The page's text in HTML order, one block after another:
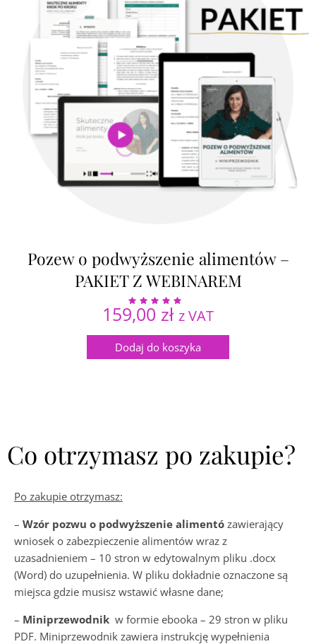
Pozew o podwyższenie alimentów –
PAKIET Z WEBINAREM
Oceniono
5.00
159,00 zł z VAT
Dodaj do koszyka
Co otrzymasz po zakupie?
Po zakupie otrzymasz:
– Wzór pozwu o podwyższenie alimentó zawierający
wniosek o zabezpieczenie alimentów wraz z
uzasadnieniem – 10 stron w edytowalnym pliku .docx
(Word) do uzupełnienia. W pliku dokładnie oznaczone są
miejsca gdzie musisz wstawić własne dane;
– Miniprzewodnik w formie ebooka – 29 stron w pliku
PDF. Miniprzewodnik zawiera instrukcję wypełnienia